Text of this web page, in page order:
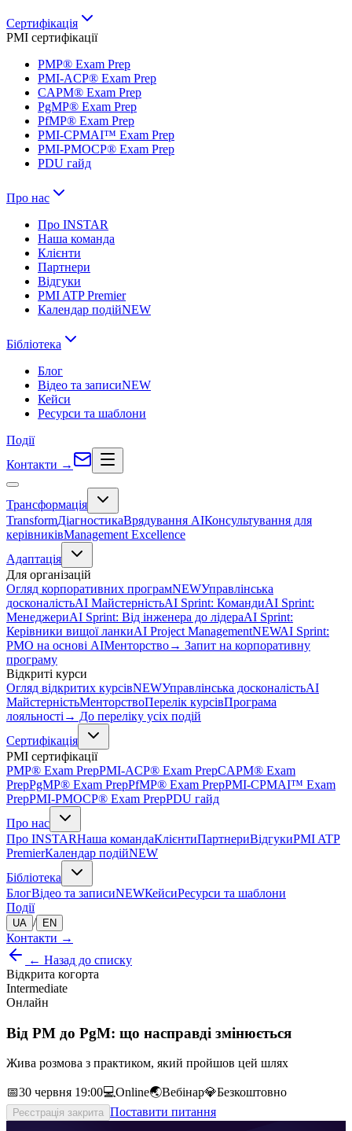
Сертифікація
PMI сертифікації
PMP® Exam Prep
PMI-ACP® Exam Prep
CAPM® Exam Prep
PgMP® Exam Prep
PfMP® Exam Prep
PMI-CPMAI™ Exam Prep
PMI-PMOCP® Exam Prep
PDU гайд
Про нас
Про INSTAR
Наша команда
Клієнти
Партнери
Відгуки
PMI ATP Premier
Календар подійNEW
Бібліотека
Блог
Відео та записиNEW
Кейси
Ресурси та шаблони
Події
Контакти →
Трансформація
TransformДіагностикаВрядування AIКонсультування для
керівниківManagement Excellence
Адаптація
Для організацій
Огляд корпоративних програмNEWУправлінська
досконалістьAI МайстерністьAI Sprint: КомандиAI Sprint:
МенеджериAI Sprint: Від інженера до лідераAI Sprint:
Керівники вищої ланкиAI Project ManagementNEWAI Sprint:
PMO на основі AIМенторство→ Запит на корпоративну
програму
Відкриті курси
Огляд відкритих курсівNEWУправлінська досконалістьAI
МайстерністьМенторствоПерелік курсівПрограма
лояльності → До переліку усіх подій
Сертифікація
PMI сертифікації
PMP® Exam PrepPMI-ACP® Exam PrepCAPM® Exam
PrepPgMP® Exam PrepPfMP® Exam PrepPMI-CPMAI™ Exam
PrepPMI-PMOCP® Exam PrepPDU гайд
Про нас
Про INSTARНаша командаКлієнтиПартнериВідгукиPMI ATP
PremierКалендар подійNEW
Бібліотека
БлогВідео та записиNEWКейсиРесурси та шаблони
Події
UA / EN
Контакти →
← Назад до списку
Відкрита когорта
Intermediate
Онлайн
Від РМ до PgM: що насправді змінюється
Жива розмова з практиком, який пройшов цей шлях
📅30 червня 19:00💻Online🌏Вебінар💎Безкоштовно
Реєстрація закрита Поставити питання